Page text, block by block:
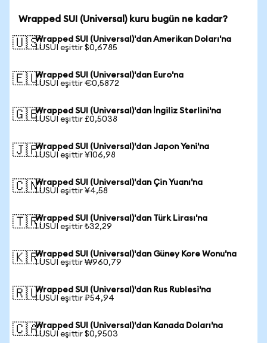
Wrapped SUI (Universal) kuru bugün ne kadar?
🇺🇸Wrapped SUI (Universal)'dan Amerikan Doları'na
1 USUI eşittir $0,6785
🇪🇺Wrapped SUI (Universal)'dan Euro'na
1 USUI eşittir €0,5872
🇬🇧Wrapped SUI (Universal)'dan İngiliz Sterlini'na
1 USUI eşittir £0,5038
🇯🇵Wrapped SUI (Universal)'dan Japon Yeni'na
1 USUI eşittir ¥106,98
🇨🇳Wrapped SUI (Universal)'dan Çin Yuanı'na
1 USUI eşittir ¥4,58
🇹🇷Wrapped SUI (Universal)'dan Türk Lirası'na
1 USUI eşittir ₺32,29
🇰🇷Wrapped SUI (Universal)'dan Güney Kore Wonu'na
1 USUI eşittir ₩960,79
🇷🇺Wrapped SUI (Universal)'dan Rus Rublesi'na
1 USUI eşittir ₽54,94
🇨🇦Wrapped SUI (Universal)'dan Kanada Doları'na
1 USUI eşittir $0,9503